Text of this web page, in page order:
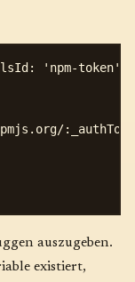
'npm-token',
auszugeben.
existiert,